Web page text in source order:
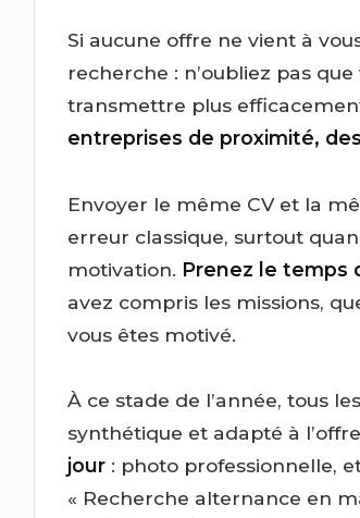
Si aucune offre ne vient à
recherche : n’oubliez pas
transmettre plus
entreprises de proximité,
Envoyer le même CV et la
erreur classique, surtout
motivation. Prenez le temps
avez compris les missions,
vous êtes motivé.
À ce stade de l’année, tous
synthétique et adapté à
jour : photo professionnelle,
« Recherche alternance en